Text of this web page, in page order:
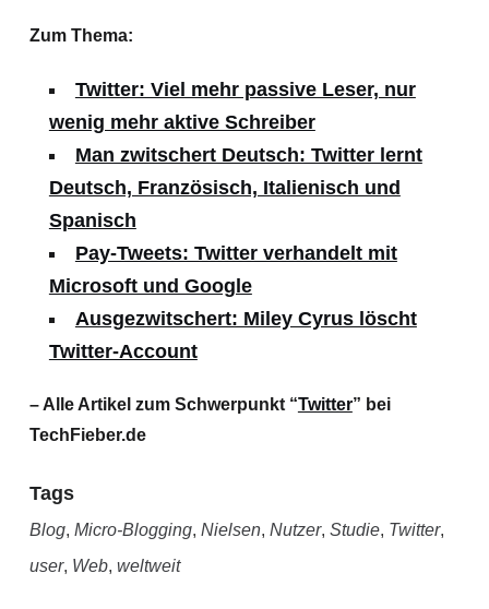
Zum Thema:
Twitter: Viel mehr passive Leser, nur
wenig mehr aktive Schreiber
Man zwitschert Deutsch: Twitter lernt
Deutsch, Französisch, Italienisch und
Spanisch
Pay-Tweets: Twitter verhandelt mit
Microsoft und Google
Ausgezwitschert: Miley Cyrus löscht
Twitter-Account
– Alle Artikel zum Schwerpunkt “Twitter” bei
TechFieber.de
Tags
Blog, Micro-Blogging, Nielsen, Nutzer, Studie, Twitter,
user, Web, weltweit